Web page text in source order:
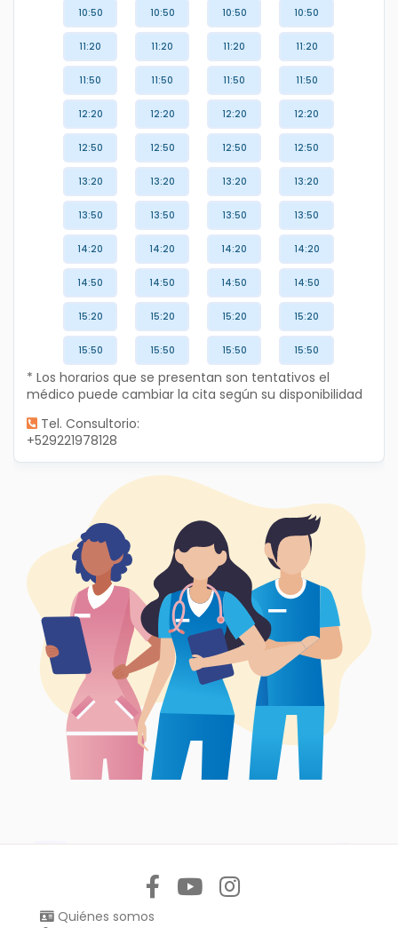
10:50
11:20
11:50
12:20
12:50
13:20
13:50
14:20
14:50
15:20
15:50
10:50
11:20
11:50
12:20
12:50
13:20
13:50
14:20
14:50
15:20
15:50
10:50
11:20
11:50
12:20
12:50
13:20
13:50
14:20
14:50
15:20
15:50
10:50
11:20
11:50
12:20
12:50
13:20
13:50
14:20
14:50
15:20
15:50
* Los horarios que se presentan son tentativos el
médico puede cambiar la cita según su disponibilidad
Tel. Consultorio:
+529221978128
Quiénes somos